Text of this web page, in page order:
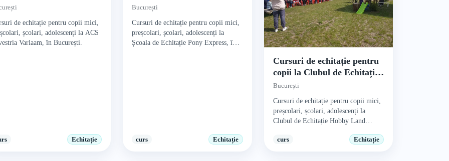
de echitație pentru copii mici,
școlari, adolescenți la ACS
Varlaam, în București.
Echitație
Pony Express
București
Cursuri de echitație pentru copii mici,
preșcolari, școlari, adolescenți la
Școala de Echitație Pony Express, în
curs Echitație
Cursuri de echitație pentru
copii la Clubul de Echitație
Hobby Land Ranch
București
Cursuri de echitație pentru copii mici,
preșcolari, școlari, adolescenți la
Clubul de Echitație Hobby Land
curs
Echitație